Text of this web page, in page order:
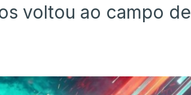
voltou ao campo de